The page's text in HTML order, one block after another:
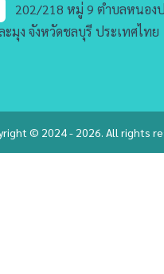
202/218 หมู่ 9 ตำบลหนอง
ะมุง จังหวัดชลบุรี ประเทศไทย
© 2024 - 2026. All rights